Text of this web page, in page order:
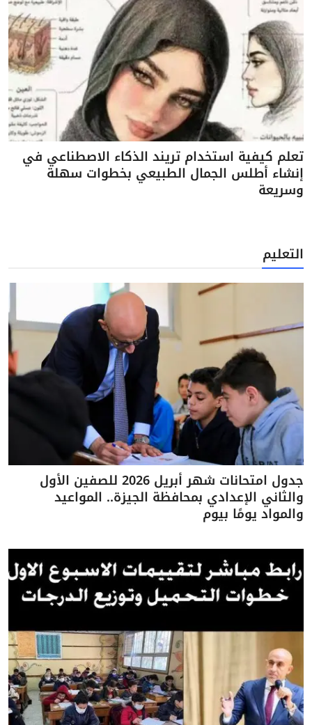
تعلم كيفية استخدام تريند الذكاء الاصطناعي في
إنشاء أطلس الجمال الطبيعي بخطوات سهلة
وسريعة
التعليم
جدول امتحانات شهر أبريل 2026 للصفين الأول
والثاني الإعدادي بمحافظة الجيزة.. المواعيد
والمواد يومًا بيوم